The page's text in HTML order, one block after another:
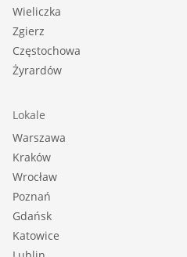
Wieliczka
Zgierz
Częstochowa
Żyrardów
Lokale
Warszawa
Kraków
Wrocław
Poznań
Gdańsk
Katowice